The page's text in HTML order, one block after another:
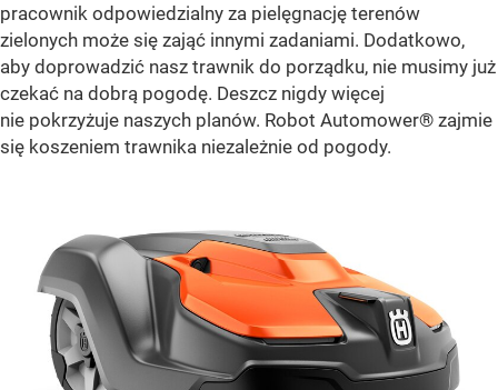
pracownik odpowiedzialny za pielęgnację terenów
zielonych może się zająć innymi zadaniami. Dodatkowo,
aby doprowadzić nasz trawnik do porządku, nie musimy już
czekać na dobrą pogodę. Deszcz nigdy więcej
nie pokrzyżuje naszych planów. Robot Automower® zajmie
się koszeniem trawnika niezależnie od pogody.